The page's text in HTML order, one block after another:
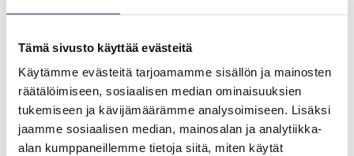
Tämä sivusto käyttää evästeitä
Käytämme evästeitä tarjoamamme sisällön ja mainosten
räätälöimiseen, sosiaalisen median ominaisuuksien
tukemiseen ja kävijämäärämme analysoimiseen. Lisäksi
jaamme sosiaalisen median, mainosalan ja analytiikka-
alan kumppaneillemme tietoja siitä, miten käytät